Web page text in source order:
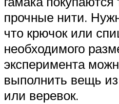
прочные нити.
что крючок или
необходимого
эксперимента
выполнить вещь
или веревок.